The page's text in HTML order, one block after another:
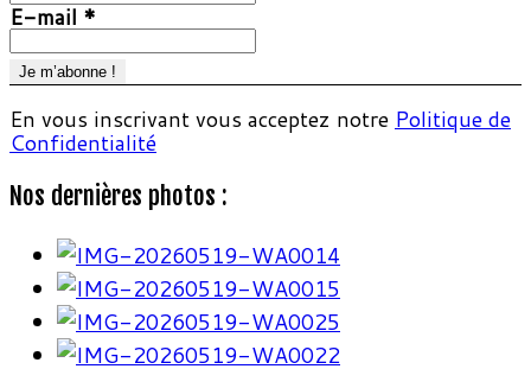
E-mail *
En vous inscrivant vous acceptez notre Politique de
Confidentialité
Nos dernières photos :